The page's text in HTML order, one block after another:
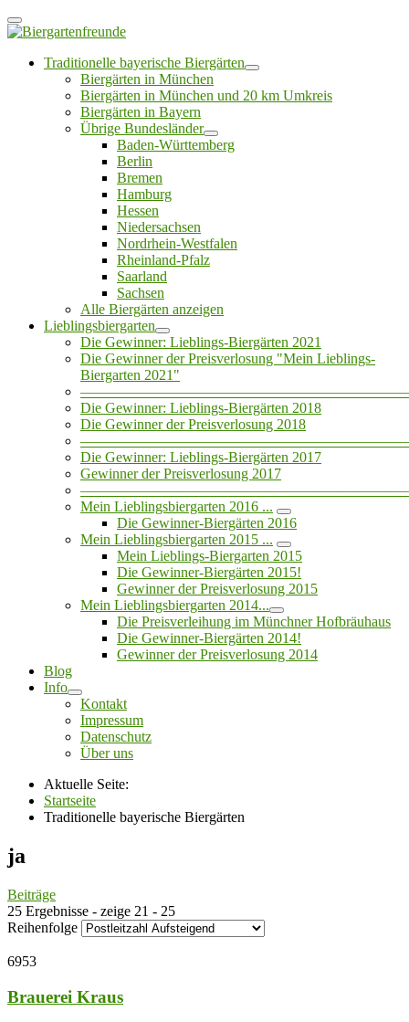
Traditionelle bayerische Biergärten
Biergärten in München
Biergärten in München und 20 km Umkreis
Biergärten in Bayern
Übrige Bundesländer
Baden-Württemberg
Berlin
Bremen
Hamburg
Hessen
Niedersachsen
Nordrhein-Westfalen
Rheinland-Pfalz
Saarland
Sachsen
Alle Biergärten anzeigen
Lieblingsbiergarten
Die Gewinner: Lieblings-Biergärten 2021
Die Gewinner der Preisverlosung "Mein Lieblings-
Biergarten 2021"
Die Gewinner: Lieblings-Biergärten 2018
Die Gewinner der Preisverlosung 2018
Die Gewinner: Lieblings-Biergärten 2017
Gewinner der Preisverlosung 2017
Mein Lieblingsbiergarten 2016 ...
Die Gewinner-Biergärten 2016
Mein Lieblingsbiergarten 2015 ...
Mein Lieblings-Biergarten 2015
Die Gewinner-Biergärten 2015!
Gewinner der Preisverlosung 2015
Mein Lieblingsbiergarten 2014...
Die Preisverleihung im Münchner Hofbräuhaus
Die Gewinner-Biergärten 2014!
Gewinner der Preisverlosung 2014
Blog
Info
Kontakt
Impressum
Datenschutz
Über uns
Aktuelle Seite:
Startseite
Traditionelle bayerische Biergärten
ja
Beiträge
25 Ergebnisse - zeige 21 - 25
Reihenfolge
6953
Brauerei Kraus